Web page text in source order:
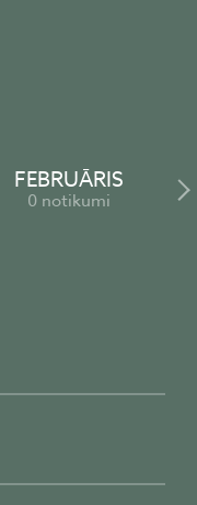
FEBRUĀRIS
0 notikumi